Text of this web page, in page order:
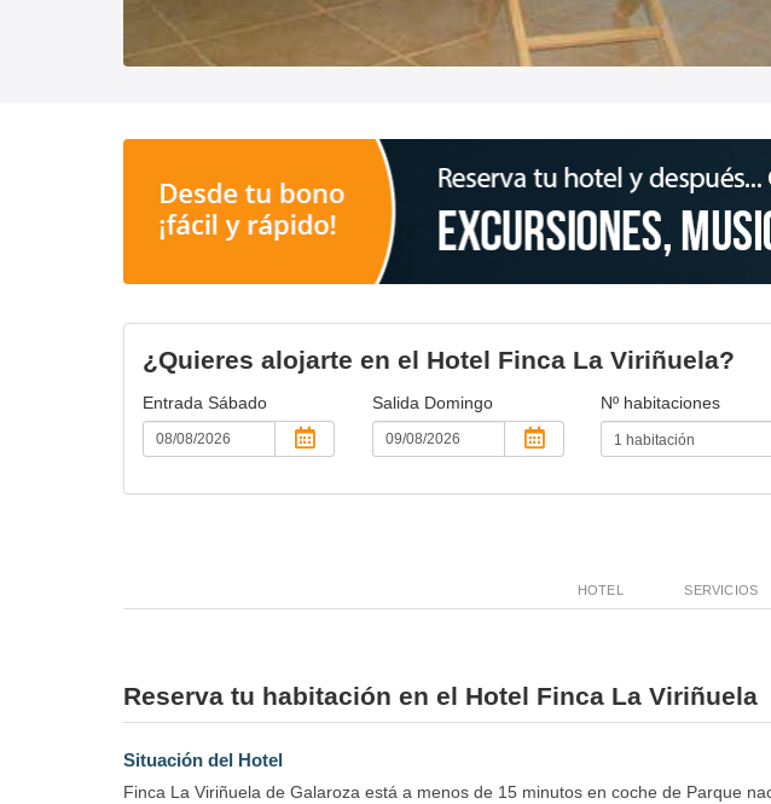
¿Quieres alojarte en el Hotel Finca La Viriñuela?
Entrada Sábado Salida Domingo Nº habitaciones
HOTEL SERVICIOS
Reserva tu habitación en el Hotel Finca La Viriñuela
Situación del Hotel
Finca La Viriñuela de Galaroza está a menos de 15 minutos en coche de Parque